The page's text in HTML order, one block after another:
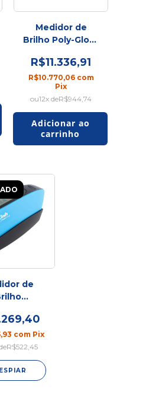
Medidor de
Brilho Poly-Gloss
R$11.336,91
R$10.770,06 com
Pix
12x deR$944,74
de
60°
com Pix
R$522,45
ESPIAR